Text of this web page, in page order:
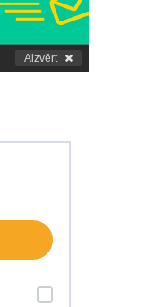
Aizvērt